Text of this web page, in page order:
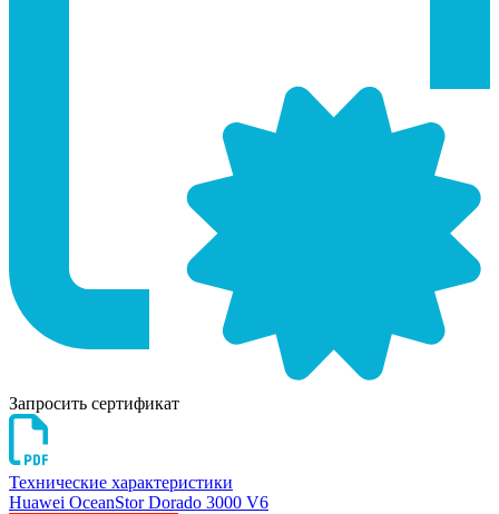
Запросить сертификат
Технические характеристики
Huawei OceanStor Dorado 3000 V6